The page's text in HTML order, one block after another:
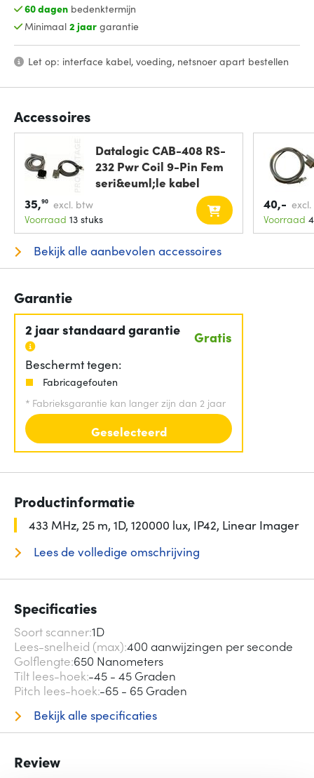
60 dagenbedenktermijn
Minimaal 2 jaargarantie
Let op: interface kabel, voeding, netsnoer apart bestellen
Accessoires
Datalogic CAB-408 RS-
232 Pwr Coil 9-Pin Fem
seri&euml;le kabel
35,90 excl. btw
Voorraad 13 stuks
40,-
Voorraad
Bekijk alle aanbevolen accessoires
Garantie
2 jaar standaard garantie Gratis
Beschermt tegen:
Fabricagefouten
* Fabrieksgarantie kan langer zijn dan 2 jaar
Geselecteerd
Productinformatie
433 MHz, 25 m, 1D, 120000 lux, IP42, Linear Imager
Lees de volledige omschrijving
Specificaties
Soort scanner1D
Lees-snelheid (max) 400 aanwijzingen per seconde
Golflengte 650 Nanometers
Tilt lees-hoek-45 - 45 Graden
Pitch lees-hoek-65 - 65 Graden
Bekijk alle specificaties
Review